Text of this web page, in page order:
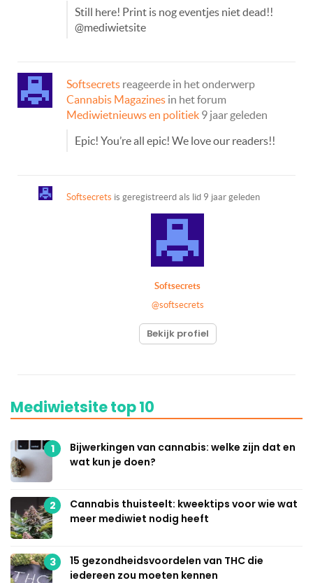
Still here! Print is nog eventjes niet dead!!
@mediwietsite
Softsecrets reageerde in het onderwerp
Cannabis Magazines in het forum
Mediwietnieuws en politiek 9 jaar geleden
Epic! You’re all epic! We love our readers!!
Softsecrets is geregistreerd als lid 9 jaar geleden
Softsecrets
@softsecrets
Bekijk profiel
Mediwietsite top 10
1
Bijwerkingen van cannabis: welke zijn dat en
wat kun je doen?
2
Cannabis thuisteelt: kweektips voor wie wat
meer mediwiet nodig heeft
3
15 gezondheidsvoordelen van THC die
iedereen zou moeten kennen